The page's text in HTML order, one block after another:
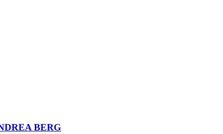
BERG